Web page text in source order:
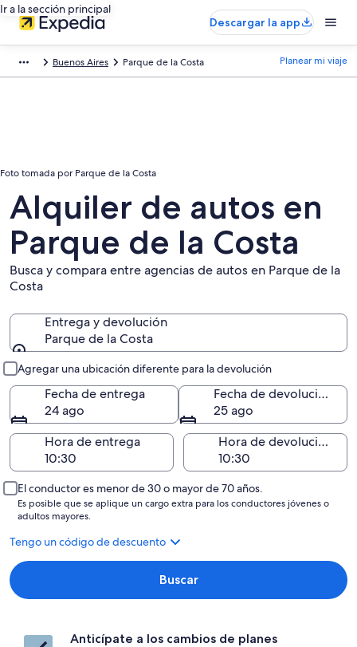
Ir a la sección principal
Descargar la app
Buenos Aires Parque de la Costa Planear mi viaje
Foto tomada por Parque de la Costa
Alquiler de autos en
Parque de la Costa
Busca y compara entre agencias de autos en Parque de la
Costa
Entrega y devolución
Parque de la Costa
Agregar una ubicación diferente para la devolución
Fecha de entrega
24 ago
Fecha de devolución
25 ago
Hora de entrega
Hora de devolución
El conductor es menor de 30 o mayor de 70 años.
Es posible que se aplique un cargo extra para los conductores jóvenes o
adultos mayores.
Tengo un código de descuento
Buscar
Anticípate a los cambios de planes